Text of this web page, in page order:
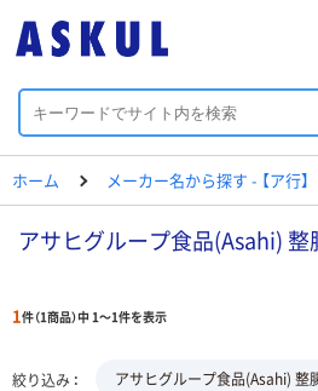
ホーム メーカー名から探す - 【ア行】
アサヒグループ食品(Asahi) 整
1件（1商品）中 1～1件を表示
絞り込み アサヒグループ食品(Asahi) 整